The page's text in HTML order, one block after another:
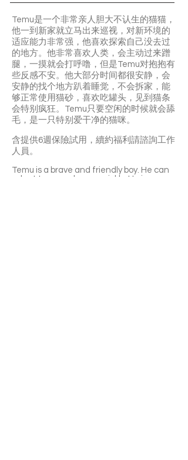
Temu是一个非常亲人胆大不认生的猫猫，
他一到新家就立马出来巡视，对新环境的
适应能力非常强，他喜欢探索自己没去过
的地方。他非常喜欢人类，会主动过来蹭
腿，一摸就会打呼噜，但是Temu对抱抱有
些反感不安。他大部分时间都很安静，会
安静的找个地方趴着睡觉，不会拆家，能
够正常使用猫砂，喜欢吃罐头，见到猫条
会特别疯狂。Temu只要空闲的时候就会舔
毛，是一只特别爱干净的猫咪。
含提供6週保險試用，續約福利請諮詢工作
人員。
Temu is a brave and friendly boy. He can
adapt to a new home quickly. He is very